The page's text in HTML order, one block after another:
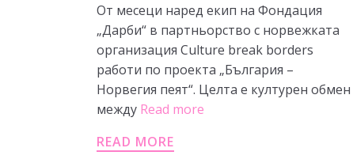
От месеци наред екип на Фондация
„Дарби“ в партньорство с норвежката
организация Culture break borders
работи по проекта „България –
Норвегия пеят“. Целта е културен обмен
между Read more
READ MORE